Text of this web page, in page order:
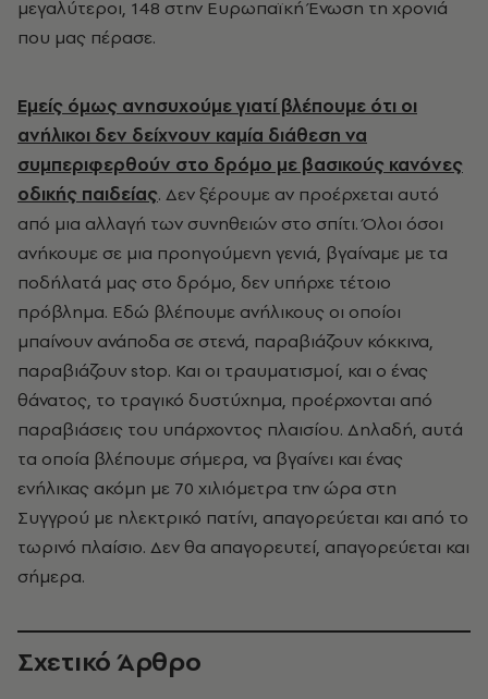
μεγαλύτεροι, 148 στην Ευρωπαϊκή Ένωση τη χρονιά
που μας πέρασε.
Εμείς όμως ανησυχούμε γιατί βλέπουμε ότι οι
ανήλικοι δεν δείχνουν καμία διάθεση να
συμπεριφερθούν στο δρόμο με βασικούς κανόνες
οδικής παιδείας. Δεν ξέρουμε αν προέρχεται αυτό
από μια αλλαγή των συνηθειών στο σπίτι. Όλοι όσοι
ανήκουμε σε μια προηγούμενη γενιά, βγαίναμε με τα
ποδήλατά μας στο δρόμο, δεν υπήρχε τέτοιο
πρόβλημα. Εδώ βλέπουμε ανήλικους οι οποίοι
μπαίνουν ανάποδα σε στενά, παραβιάζουν κόκκινα,
παραβιάζουν stop. Και οι τραυματισμοί, και ο ένας
θάνατος, το τραγικό δυστύχημα, προέρχονται από
παραβιάσεις του υπάρχοντος πλαισίου. Δηλαδή, αυτά
τα οποία βλέπουμε σήμερα, να βγαίνει και ένας
ενήλικας ακόμη με 70 χιλιόμετρα την ώρα στη
Συγγρού με ηλεκτρικό πατίνι, απαγορεύεται και από το
τωρινό πλαίσιο. Δεν θα απαγορευτεί, απαγορεύεται και
σήμερα.
Σχετικό Άρθρο